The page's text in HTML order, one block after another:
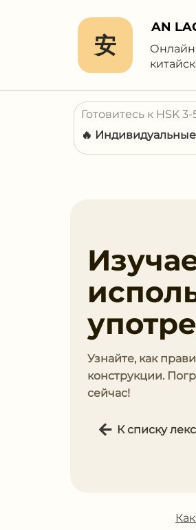
安
AN
Готовитесь к HSK
🔥
Узнайте, как
конструкции.
сейчас!
К списку